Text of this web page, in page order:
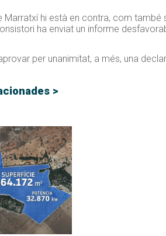
Marratxí hi està en contra, com
ha enviat un informe
aprovar per unanimitat, a més, una
>